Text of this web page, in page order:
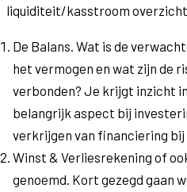
liquiditeit/kasstroom overzicht
De Balans. Wat is de
het vermogen en wat zijn de
verbonden? Je krijgt inzicht
belangrijk aspect bij
verkrijgen van financiering bij
Winst & Verliesrekening of
genoemd. Kort gezegd gaan